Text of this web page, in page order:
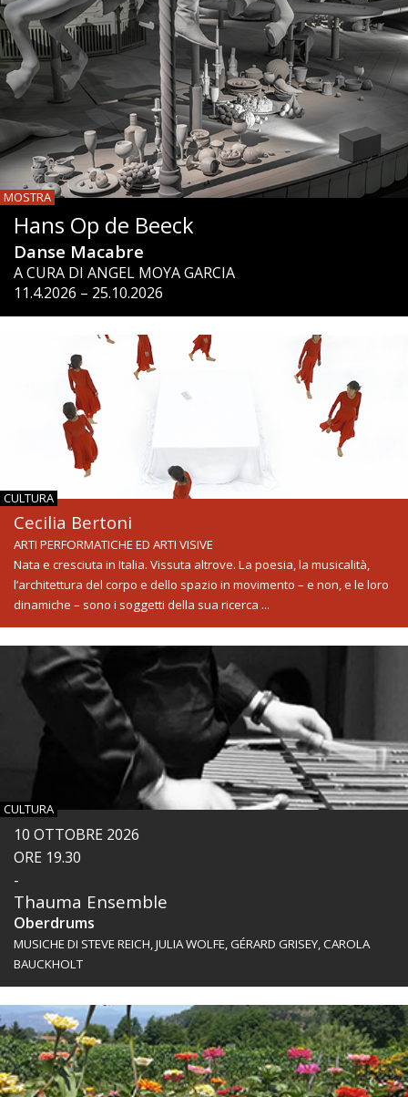
MOSTRA
Hans Op de Beeck
Danse Macabre
A CURA DI ANGEL MOYA GARCIA
11.4.2026 – 25.10.2026
CULTURA
Cecilia Bertoni
ARTI PERFORMATICHE ED ARTI VISIVE
Nata e cresciuta in Italia. Vissuta altrove. La poesia, la musicalità,
l’architettura del corpo e dello spazio in movimento – e non, e le loro
dinamiche – sono i soggetti della sua ricerca ...
CULTURA
10 OTTOBRE 2026
ORE 19.30
-
Thauma Ensemble
Oberdrums
MUSICHE DI STEVE REICH, JULIA WOLFE, GÉRARD GRISEY, CAROLA
BAUCKHOLT